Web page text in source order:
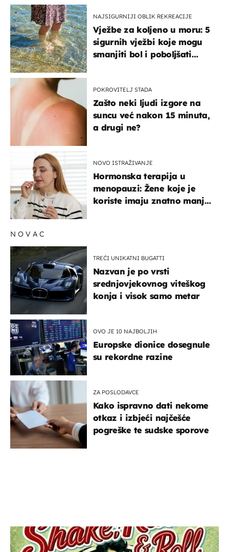
NAJSIGURNIJI OBLIK REKREACIJE
Vježbe za koljeno u moru: 5
sigurnih vježbi koje mogu
smanjiti bol i poboljšati
POKROVITELJ STADA
Zašto neki ljudi izgore na
suncu već nakon 15 minuta,
a drugi ne?
NOVO ISTRAŽIVANJE
Hormonska terapija u
menopauzi: Žene koje je
koriste imaju znatno manji
NOVAC
TREĆI UNIKATNI BUGATTI
Nazvan je po vrsti
srednjovjekovnog viteškog
konja i visok samo metar
OVO JE 10 NAJBOLJIH
Europske dionice dosegnule
su rekordne razine
ZA POSLODAVCE
Kako ispravno dati nekome
otkaz i izbjeći najčešće
pogreške te sudske sporove